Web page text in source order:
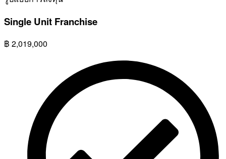
Single Unit Franchise
฿ 2,019,000